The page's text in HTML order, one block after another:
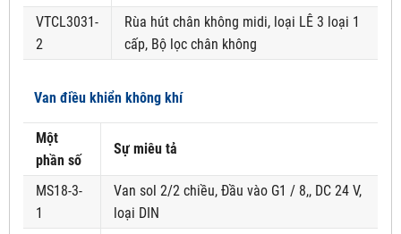
VTCL3031-
2
Rùa hút chân không midi, loại LÊ 3 loại 1
cấp, Bộ lọc chân không
Van điều khiển không khí
Một
phần số
Sự miêu tả
MS18-3-
1
Van sol 2/2 chiều, Đầu vào G1 / 8,, DC 24 V,
loại DIN